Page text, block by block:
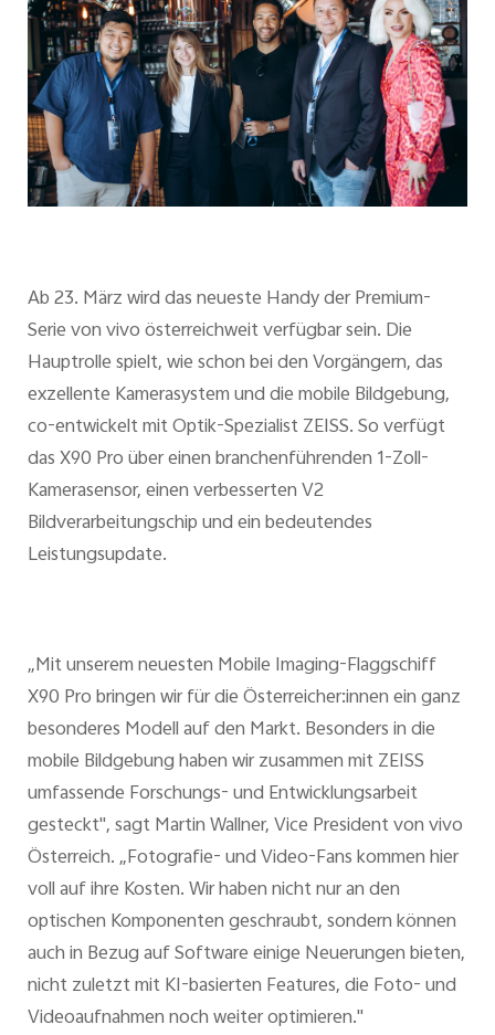
Ab 23. März wird das neueste Handy der Premium-
Serie von vivo österreichweit verfügbar sein. Die
Hauptrolle spielt, wie schon bei den Vorgängern, das
exzellente Kamerasystem und die mobile Bildgebung,
co-entwickelt mit Optik-Spezialist ZEISS. So verfügt
das X90 Pro über einen branchenführenden 1-Zoll-
Kamerasensor, einen verbesserten V2
Bildverarbeitungschip und ein bedeutendes
Leistungsupdate.
„Mit unserem neuesten Mobile Imaging-Flaggschiff
X90 Pro bringen wir für die Österreicher:innen ein ganz
besonderes Modell auf den Markt. Besonders in die
mobile Bildgebung haben wir zusammen mit ZEISS
umfassende Forschungs- und Entwicklungsarbeit
gesteckt", sagt Martin Wallner, Vice President von vivo
Österreich. „Fotografie- und Video-Fans kommen hier
voll auf ihre Kosten. Wir haben nicht nur an den
optischen Komponenten geschraubt, sondern können
auch in Bezug auf Software einige Neuerungen bieten,
nicht zuletzt mit KI-basierten Features, die Foto- und
Videoaufnahmen noch weiter optimieren."